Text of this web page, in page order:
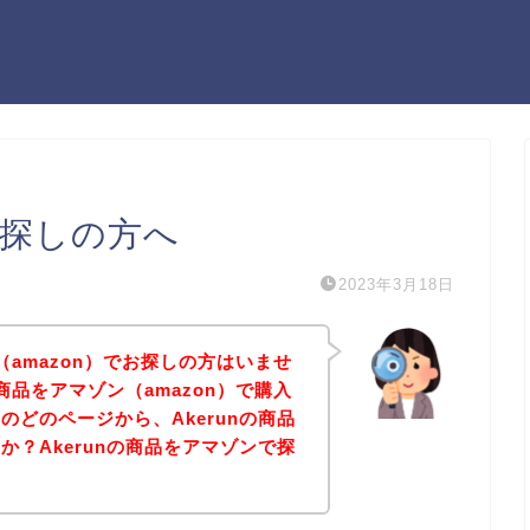
しの方へ
2023年3月18日
amazon）でお探しの方はいませ
をアマゾン（amazon）で購入
どのページから、Akerunの商品
？Akerunの商品をアマゾンで探